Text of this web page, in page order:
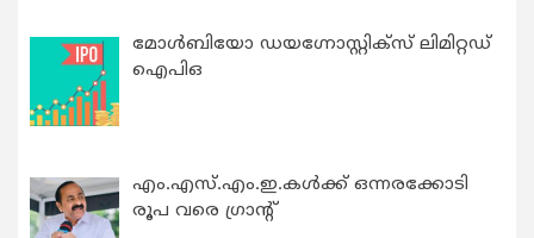
മോൾബിയോ ഡയഗ്നോസ്റ്റിക്സ് ലിമിറ്റഡ്
ഐപിഒ
എം.എസ്.എം.ഇ.കൾക്ക് ഒന്നരക്കോടി
രൂപ വരെ ഗ്രാന്റ്